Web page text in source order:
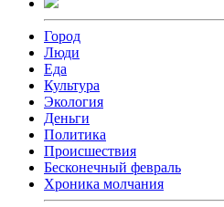
Город
Люди
Еда
Культура
Экология
Деньги
Политика
Происшествия
Бесконечный февраль
Хроника молчания